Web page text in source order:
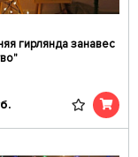
гирлянда занавес